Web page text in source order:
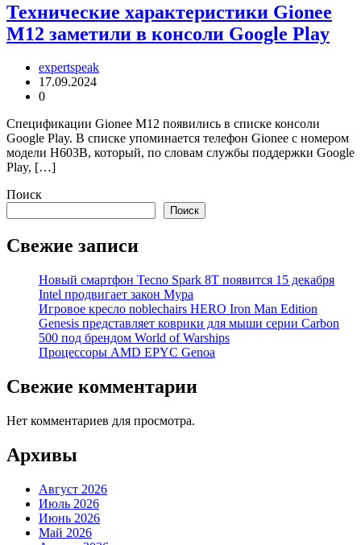
Технические характеристики Gionee
M12 заметили в консоли Google Play
expertspeak
17.09.2024
0
Спецификации Gionee M12 появились в списке консоли
Google Play. В списке упоминается телефон Gionee с номером
модели H603B, который, по словам службы поддержки Google
Play, […]
Поиск
Поиск
Свежие записи
Новый смартфон Tecno Spark 8T появится 15 декабря
Intel продвигает закон Мура
Игровое кресло noblechairs HERO Iron Man Edition
Genesis представляет коврики для мыши серии Carbon
500 под брендом World of Warships
Процессоры AMD EPYC Genoa
Свежие комментарии
Нет комментариев для просмотра.
Архивы
Август 2026
Июль 2026
Июнь 2026
Май 2026